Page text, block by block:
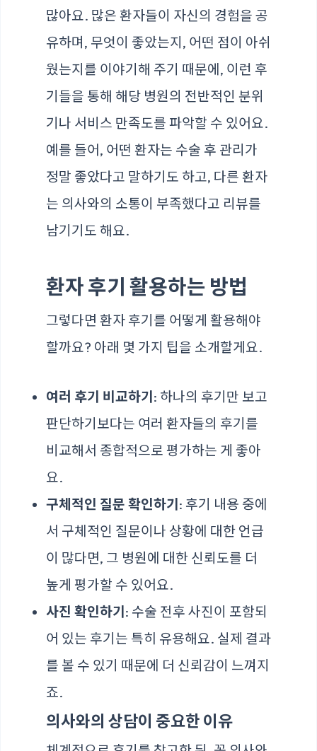
많아요. 많은 환자들이 자신의 경험을 공
유하며, 무엇이 좋았는지, 어떤 점이 아쉬
웠는지를 이야기해 주기 때문에, 이런 후
기들을 통해 해당 병원의 전반적인 분위
기나 서비스 만족도를 파악할 수 있어요.
예를 들어, 어떤 환자는 수술 후 관리가
정말 좋았다고 말하기도 하고, 다른 환자
는 의사와의 소통이 부족했다고 리뷰를
남기기도 해요.
환자 후기 활용하는 방법
그렇다면 환자 후기를 어떻게 활용해야
할까요? 아래 몇 가지 팁을 소개할게요.
여러 후기 비교하기 : 하나의 후기만 보고
판단하기보다는 여러 환자들의 후기를
비교해서 종합적으로 평가하는 게 좋아
요.
구체적인 질문 확인하기 : 후기 내용 중에
서 구체적인 질문이나 상황에 대한 언급
이 많다면, 그 병원에 대한 신뢰도를 더
높게 평가할 수 있어요.
사진 확인하기 : 수술 전후 사진이 포함되
어 있는 후기는 특히 유용해요. 실제 결과
를 볼 수 있기 때문에 더 신뢰감이 느껴지
죠.
의사와의 상담이 중요한 이유